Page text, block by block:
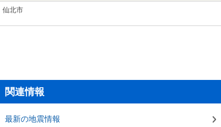
仙北市
関連情報
最新の地震情報